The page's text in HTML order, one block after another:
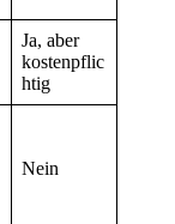
Ja, aber
kostenpflic
htig
Nein